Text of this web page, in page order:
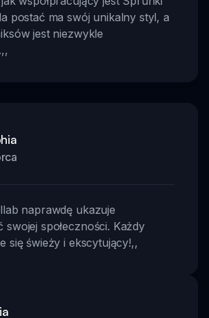
postać ma swój unikalny styl, a
jest niezwykle
,,
naprawdę ukazuje
swojej społeczności. Każdy
się świeży i ekscytujący!,,